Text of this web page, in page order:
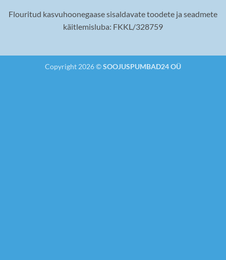
Flouritud kasvuhoonegaase sisaldavate toodete ja seadmete
käitlemisluba: FKKL/328759
Copyright 2026 ©SOOJUSPUMBAD24 OÜ